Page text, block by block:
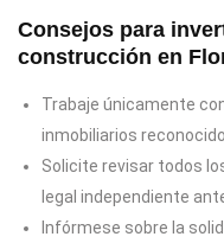
Consejos para
construcción en
Trabaje únicamente
inmobiliarios
Solicite revisar todos
legal independiente
Infórmese sobre la